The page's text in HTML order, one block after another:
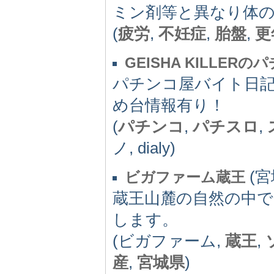
ミン剤等と異なり体
(疲労, 不妊症, 胎盤,
GEISHA KILLERのパ
パチンコ屋バイト日
め台情報有り！
(パチンコ ,パチスロ ,
ノ, dialy)
ビガファーム蔵王 (
蔵王山麓の自然の中
します。
(ビガファーム, 蔵王,
産, 宮城県)